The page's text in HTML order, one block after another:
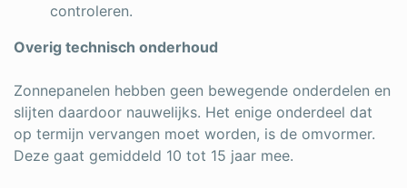
controleren.
Overig technisch onderhoud
Zonnepanelen hebben geen bewegende onderdelen en
slijten daardoor nauwelijks. Het enige onderdeel dat
op termijn vervangen moet worden, is de omvormer.
Deze gaat gemiddeld 10 tot 15 jaar mee.